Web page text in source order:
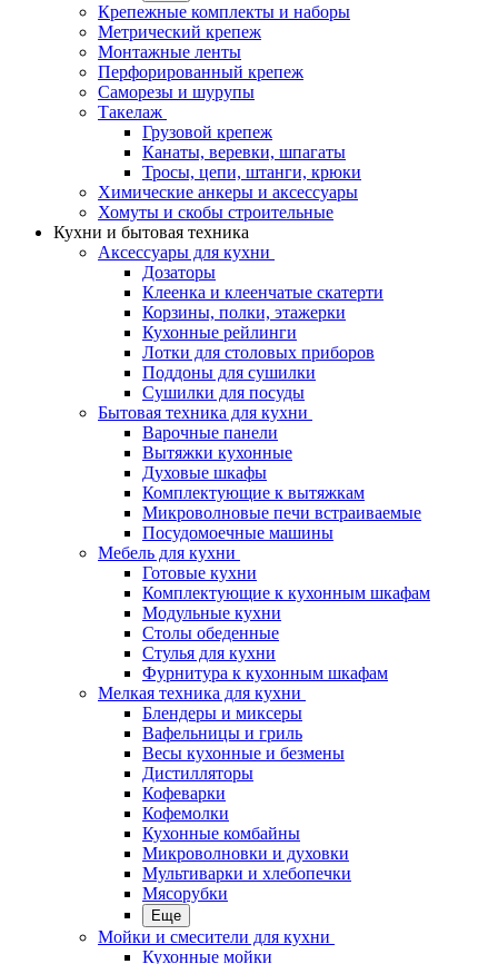
Крепежные комплекты и наборы
Метрический крепеж
Монтажные ленты
Перфорированный крепеж
Саморезы и шурупы
Такелаж
Грузовой крепеж
Канаты, веревки, шпагаты
Тросы, цепи, штанги, крюки
Химические анкеры и аксессуары
Хомуты и скобы строительные
Кухни и бытовая техника
Аксессуары для кухни
Дозаторы
Клеенка и клеенчатые скатерти
Корзины, полки, этажерки
Кухонные рейлинги
Лотки для столовых приборов
Поддоны для сушилки
Сушилки для посуды
Бытовая техника для кухни
Варочные панели
Вытяжки кухонные
Духовые шкафы
Комплектующие к вытяжкам
Микроволновые печи встраиваемые
Посудомоечные машины
Мебель для кухни
Готовые кухни
Комплектующие к кухонным шкафам
Модульные кухни
Столы обеденные
Стулья для кухни
Фурнитура к кухонным шкафам
Мелкая техника для кухни
Блендеры и миксеры
Вафельницы и гриль
Весы кухонные и безмены
Дистилляторы
Кофеварки
Кофемолки
Кухонные комбайны
Микроволновки и духовки
Мультиварки и хлебопечки
Мясорубки
Еще
Мойки и смесители для кухни
Кухонные мойки